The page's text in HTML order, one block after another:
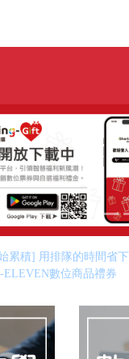
元台股電子交易手續